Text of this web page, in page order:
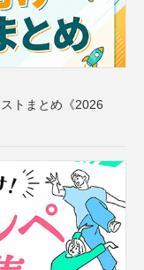
トまとめ《2026